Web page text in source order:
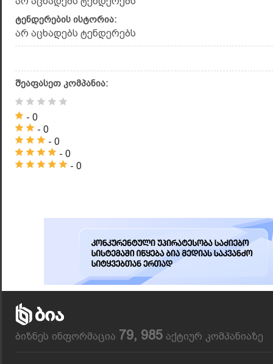
ტენდერების ისტორია:
არ აცხადებს ტენდერებს
შეაფასეთ კომპანია:
- 0
- 0
- 0
- 0
- 0
ბიზნეს ინფორმაცია 79, 985 აქტიურ კომპანიაზე